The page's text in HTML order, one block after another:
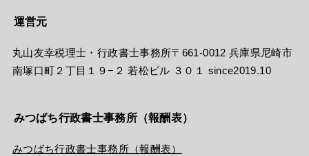
運営元
丸山友幸税理士・行政書士事務所〒661-0012 兵庫県尼崎市
南塚口町２丁目１９−２ 若松ビル ３０１ since2019.10
みつばち行政書士事務所（報酬表）
みつばち行政書士事務所（報酬表）